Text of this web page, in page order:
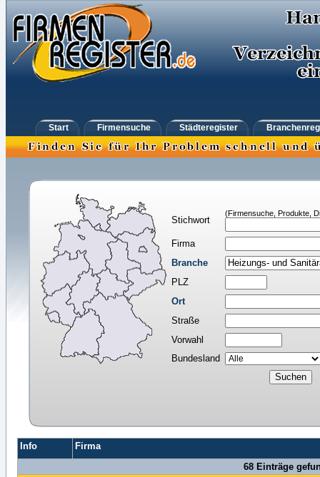
Start Firmensuche Städteregister
Stichwort
(Firmensuche, Produkte,
Firma
Branche
PLZ
Ort
Straße
Vorwahl
Bundesland
Info
Firma
68 Einträge